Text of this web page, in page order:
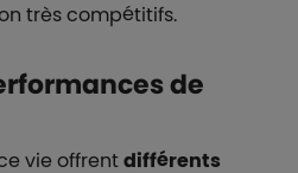
très compétitifs.
de
vie offrentdifférents